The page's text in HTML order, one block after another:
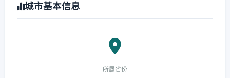
城市基本信息
所属省份